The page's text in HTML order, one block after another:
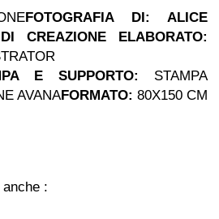
FOTOGRAFIA DI:
ALICE
CREAZIONE ELABORATO:
E SUPPORTO: STAMPA
AVANAFORMATO: 80X150 CM
: